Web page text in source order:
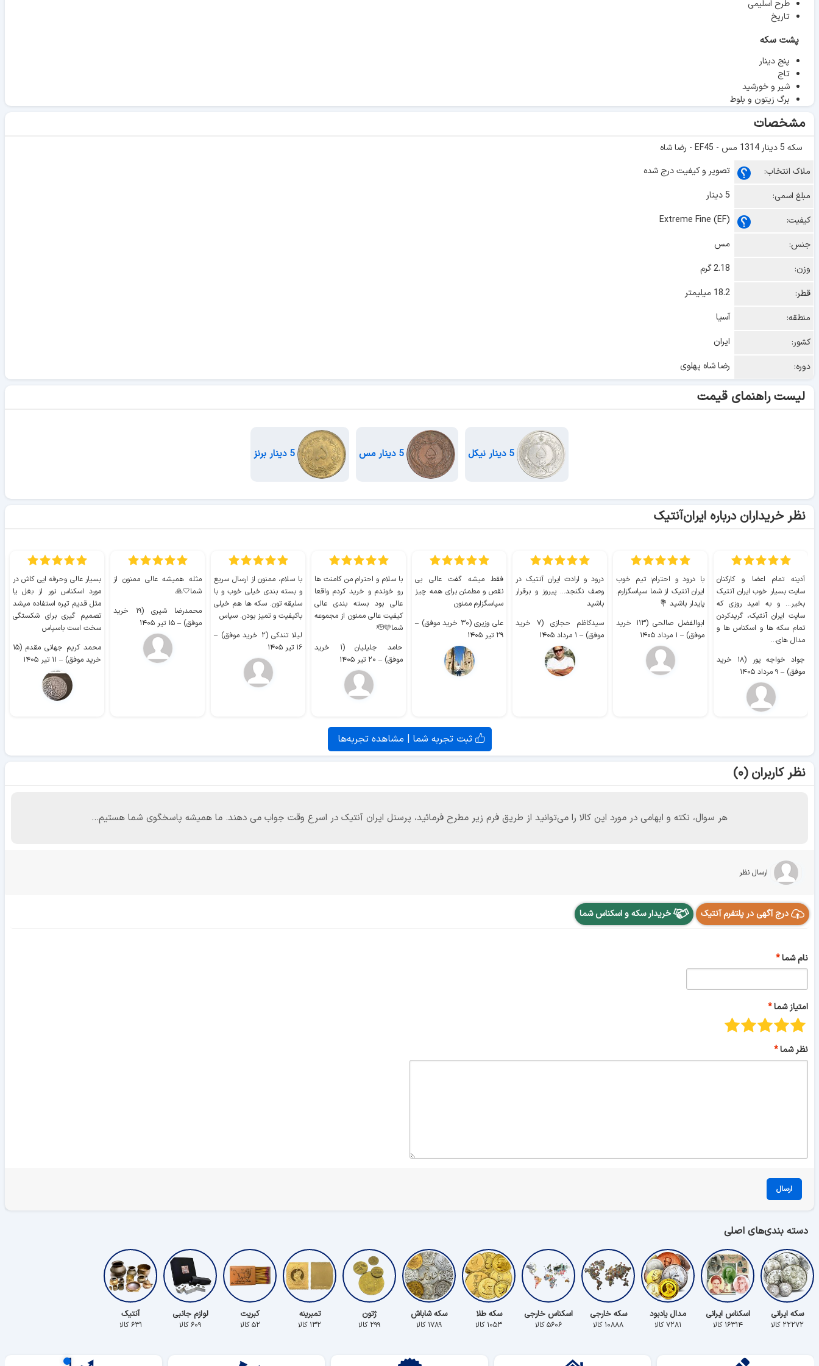
طرح اسلیمی
تاریخ
پشت سکه
پنج دینار
تاج
شیر و خورشید
برگ زیتون و بلوط
مشخصات
سکه 5 دینار 1314 مس - EF45 - رضا شاه
ملاک انتخاب:
تصویر و کیفیت درج شده
مبلغ اسمی:
5 دینار
کیفیت:
Extreme Fine (EF)
جنس:
مس
وزن:
2.18 گرم
قطر:
18.2 میلیمتر
منطقه:
آسیا
کشور:
ایران
دوره:
رضا شاه پهلوی
لیست راهنمای قیمت
5 دینار نیکل 5 دینار مس 5 دینار برنز
نظر خریداران درباره ایران‌آنتیک
آدینه تمام اعضا و کارکنان
سایت بسیار خوب ايران آنتیک
بخیر... و به امید روزی که
سایت ايران آنتیک، گریدکردن
تمام سکه ها و اسکناس ها و
مدال های...
جواد خواجه پور (۱۸ خرید
موفق) – ۹ مرداد ۱۴۰۵
با درود و احترام؛ تیم خوب
ایران آنتیک از شما سپاسگزارم.
پایدار باشید 💐
ابوالفضل صالحی (۱۱۳ خرید
موفق) – ۱ مرداد ۱۴۰۵
درود و ارادت ایران آنتیک در
وصف نگنجد... پیروز و برقرار
باشید
سیدکاظم حجازی (۷ خرید
موفق) – ۱ مرداد ۱۴۰۵
فقط میشه گفت عالی بی
نقص و مطمئن برای همه چیز
سپاسگزارم ممنون
علی وزیری (۳۰ خرید موفق)
–
۲۹ تیر ۱۴۰۵
با سلام و احترام من کامنت ها
رو خوندم و خرید کردم واقعا
عالی بود بسته بندی عالی
کیفیت عالی ممنون از مجموعه
شما🫡🩷
حامد جلیلیان (۱ خرید
موفق) – ۲۰ تیر ۱۴۰۵
با سلام، ممنون از ارسال سریع
و بسته بندی خیلی خوب و با
سلیقه تون. سکه ها هم خیلی
باکیفیت و تمیز بودن. سپاس
لیلا تندکی (۲ خرید موفق)
–
۱۶ تیر ۱۴۰۵
مثله همیشه عالی ممنون از
شما🤍🙏
محمدرضا شیری (۱۹ خرید
موفق) – ۱۵ تیر ۱۴۰۵
بسیار عالی وحرفه ایی کاش در
مورد اسکناس نور از بغل یا
مثل قدیم تیره استفاده میشد
تصمیم گیری برای شکستگی
سخت است باسپاس
محمد کریم جهانی مقدم (۱۵
خرید موفق) – ۱۱ تیر ۱۴۰۵
ثبت تجربه شما | مشاهده تجربه‌ها
نظر کاربران (۰)
هر سوال، نکته و ابهامی در مورد این کالا را می‌توانید از طریق فرم زیر مطرح فرمائید، پرسنل ایران آنتیک در اسرع وقت جواب می دهند. ما همیشه پاسخگوی شما هستیم...
ارسال نظر
درج آگهی در پلتفرم آنتیک خریدار سکه و اسکناس شما
نام شما
امتیاز شما
نظر شما
ارسال
دسته بندی‌های اصلی
سکه ایرانی
۲۲۲۷۲ کالا
اسکناس ایرانی
۱۶۳۱۴ کالا
مدال یادبود
۷۲۸۱ کالا
سکه خارجی
۱۰۸۸۸ کالا
اسکناس خارجی
۵۶۰۶ کالا
سکه طلا
۱۰۵۳ کالا
سکه شاباش
۱۷۸۹ کالا
ژتون
۲۹۹ کالا
تمبرینه
۱۳۲ کالا
کبریت
۵۲ کالا
لوازم جانبی
۶۰۹ کالا
آنتیک
۶۳۱ کالا